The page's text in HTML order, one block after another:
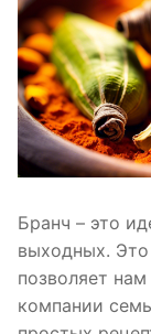
Бранч – это
выходных. Это
позволяет
компании